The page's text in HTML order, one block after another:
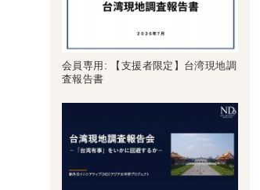
会員専用: 【支援者限定】台湾現地調
査報告書